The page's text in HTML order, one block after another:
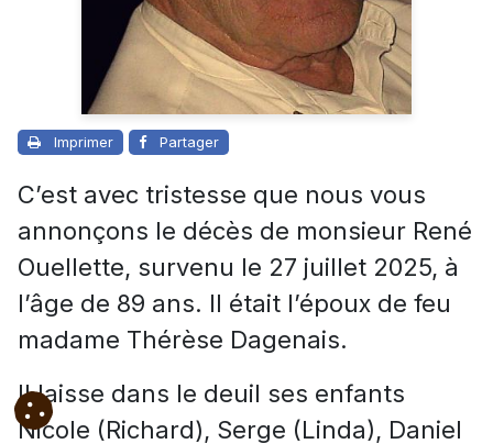
Imprimer Partager
C’est avec tristesse que nous vous
annonçons le décès de monsieur René
Ouellette, survenu le 27 juillet 2025, à
l’âge de 89 ans. Il était l’époux de feu
madame Thérèse Dagenais.
Il laisse dans le deuil ses enfants
Nicole (Richard), Serge (Linda), Daniel